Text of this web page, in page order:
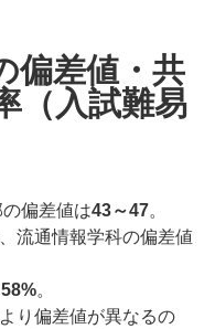
偏差値・共
（入試難易
偏差値は43～47。
流通情報学科の偏差値
。
り偏差値が異なるの